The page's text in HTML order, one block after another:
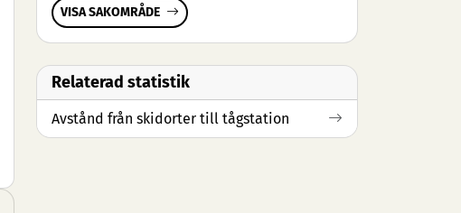
VISA SAKOMRÅDE
Relaterad statistik
Avstånd från skidorter till tågstation